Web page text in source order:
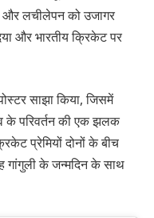
लचीलेपन को उजागर
और भारतीय क्रिकेट पर
साझा किया, जिसमें
के परिवर्तन की एक झलक
प्रेमियों दोनों के बीच
गांगुली के जन्मदिन के साथ